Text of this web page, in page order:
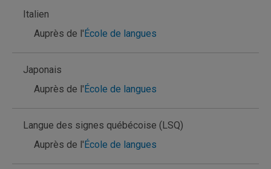
Italien
Auprès de l'École de langues
Japonais
Auprès de l'École de langues
Langue des signes québécoise (LSQ)
Auprès de l'École de langues